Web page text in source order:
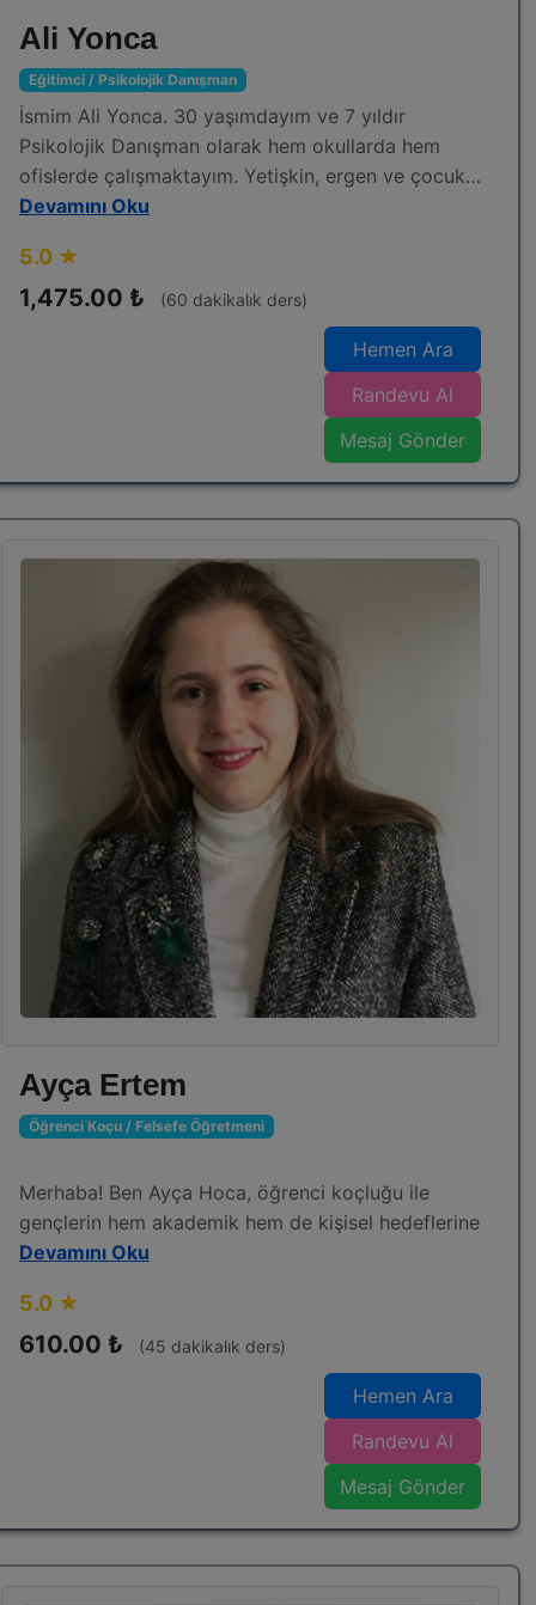
Ali Yonca
Eğitimci / Psikolojik Danışman
İsmim Ali Yonca. 30 yaşımdayım ve 7 yıldır
Psikolojik Danışman olarak hem okullarda hem
ofislerde çalışmaktayım. Yetişkin, ergen ve çocuk
psikolojisine hakim olarak terapi yapmaktayım.
vermekteyim. Bu alanlarda tam uzmanlık elde
ederek birçok sertifika edindim. Özellikle İslami
Psikoloji alanında çalışmalar yapmaktayım.
Rüyaların Psikolojik Yorumu, Psikolojik
Rahatsızlıklar Rehberi, İslam, Bilim ve Eşcinsellik
adlı kitapları yazdım ve E-Kitap olarak okurlara
hitap ediyorum. Halihazırda "Dikkat Geliştirme
terapi değişikliğine giderek temel hedefimi "hayata
anlam kazandırarak sorunlarla mücadele etmek"
üzerine kurmaktayım.
Devamını Oku
5.0 ★
1,475.00 ₺ (60 dakikalık ders)
Hemen Ara
Randevu Al
Mesaj Gönder
Ayça Ertem
Öğrenci Koçu / Felsefe Öğretmeni
Merhaba! Ben Ayça Hoca, öğrenci koçluğu ile
gençlerin hem akademik hem de kişisel hedeflerine
ulaşmaları için yanlarında oluyorum.
motivasyonu güçlendirmek, özgüveni geliştirmek
ve planlı çalışma alışkanlığı kazandırmak.
Her öğrencinin kendine özgü bir öğrenme tarzı
olduğuna inanıyorum. Bu yüzden koçluk sürecinde,
güçlü yönlerini keşfetmelerine ve karşılaştıkları
zorluklarla başa çıkma yollarını bulmalarına
Doğru stratejiler, motivasyon ve kararlılıkla,
Devamını Oku
5.0 ★
610.00 ₺ (45 dakikalık ders)
Hemen Ara
Randevu Al
Mesaj Gönder